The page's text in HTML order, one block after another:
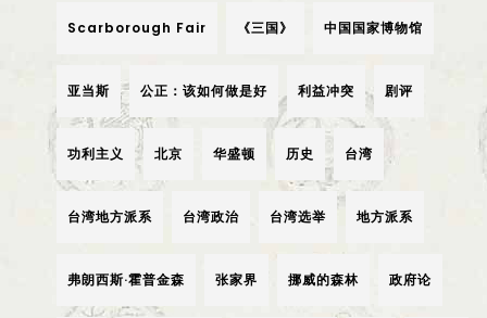
Scarborough Fair 《三国》 中国国家博物馆
亚当斯 公正：该如何做是好 利益冲突 剧评
功利主义 北京 华盛顿 历史 台湾
台湾地方派系 台湾政治 台湾选举 地方派系
弗朗西斯·霍普金森 张家界 挪威的森林 政府论